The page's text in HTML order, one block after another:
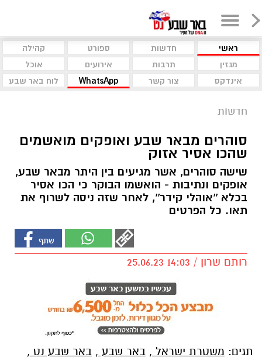
ראשי חדשות ספורט
קהילה
מגזין
תרבות אירועים
אוכל
אינדקס
צור קשר WhatsApp לוח באר שבע
חדשות
סוהרים מבאר שבע ואופקים מואשמים
שהכו אסיר אזוק
שישה סוהרים, אשר מגיעים בין היתר מבאר שבע,
אופקים ונתיבות - הואשמו הבוקר כי הכו אסיר
בכלא ''אוהלי קידר'', לאחר שזה ניסה לשרוף את
תאו. כל הפרטים
רותם שרון / 14:03 25.06.23
משטרת ישראל, באר שבע, באר שבע נט